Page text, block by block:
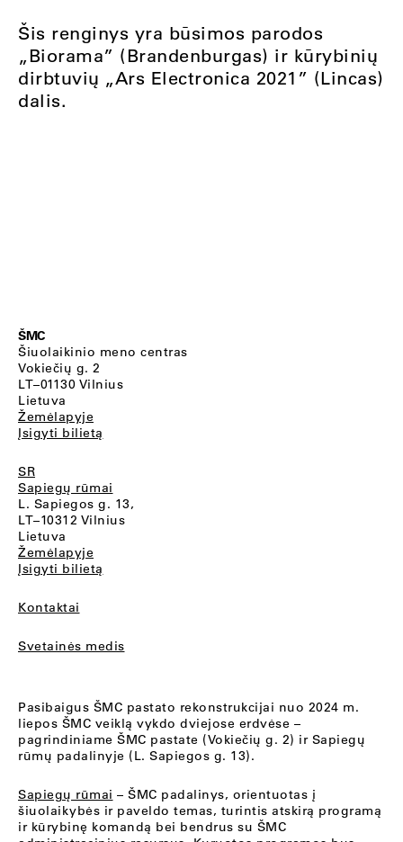
Šis renginys yra būsimos parodos
„Biorama” (Brandenburgas) ir kūrybinių
dirbtuvių „Ars Electronica 2021” (Lincas)
dalis.
ŠMC
Šiuolaikinio meno centras
Vokiečių g. 2
LT–01130 Vilnius
Lietuva
Žemėlapyje
Įsigyti bilietą
SR
Sapiegų rūmai
L. Sapiegos g. 13,
LT–10312 Vilnius
Lietuva
Žemėlapyje
Įsigyti bilietą
Kontaktai
Svetainės medis
Pasibaigus ŠMC pastato rekonstrukcijai nuo 2024 m.
liepos ŠMC veiklą vykdo dviejose erdvėse –
pagrindiniame ŠMC pastate (Vokiečių g. 2) ir Sapiegų
rūmų padalinyje (L. Sapiegos g. 13).
Sapiegų rūmai – ŠMC padalinys, orientuotas į
šiuolaikybės ir paveldo temas, turintis atskirą programą
ir kūrybinę komandą bei bendrus su ŠMC